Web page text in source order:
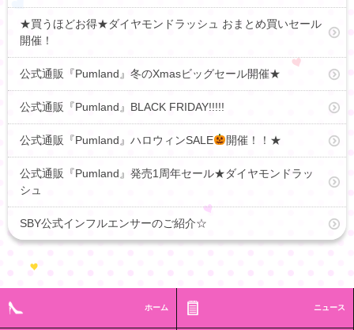
★買うほどお得★ダイヤモンドラッシュ おまとめ買いセール
開催！
公式通販『Pumland』冬のXmasビッグセール開催★
公式通販『Pumland』BLACK FRIDAY!!!!!
公式通販『Pumland』ハロウィンSALE 開催！！★
公式通販『Pumland』発売1周年セール★ダイヤモンドラッ
シュ
SBY公式インフルエンサーのご紹介☆
ホーム ニュース